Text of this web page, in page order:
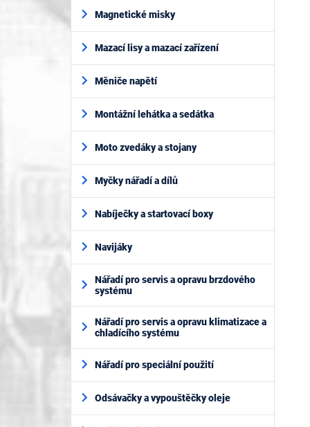
Magnetické misky
Mazací lisy a mazací zařízení
Měniče napětí
Montážní lehátka a sedátka
Moto zvedáky a stojany
Myčky nářadí a dílů
Nabíječky a startovací boxy
Navijáky
Nářadí pro servis a opravu brzdového
systému
Nářadí pro servis a opravu klimatizace a
chladícího systému
Nářadí pro speciální použití
Odsávačky a vypouštěčky oleje